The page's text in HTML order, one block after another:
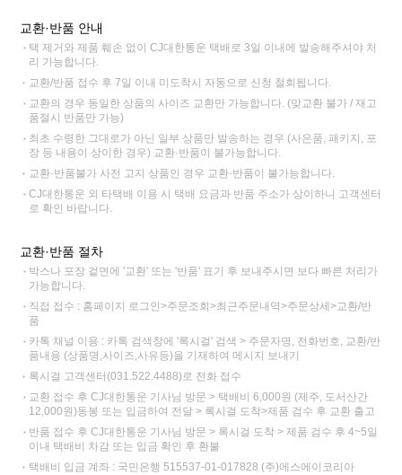
교환·반품 안내
택 제거와 제품 훼손 없이 CJ대한통운 택배로 3일 이내에 발송해주셔야 처
리 가능합니다.
교환/반품 접수 후 7일 이내 미도착시 자동으로 신청 철회됩니다.
교환의 경우 동일한 상품의 사이즈 교환만 가능합니다. (맞교환 불가 / 재고
품절시 반품만 가능)
최초 수령한 그대로가 아닌 일부 상품만 발송하는 경우 (사은품, 패키지, 포
장 등 내용이 상이한 경우) 교환·반품이 불가능합니다.
교환·반품불가 사전 고지 상품인 경우 교환·반품이 불가능합니다.
CJ대한통운 외 타택배 이용 시 택배 요금과 반품 주소가 상이하니 고객센터
로 확인 바랍니다.
교환·반품 절차
박스나 포장 겉면에 '교환' 또는 '반품' 표기 후 보내주시면 보다 빠른 처리가
가능합니다.
직접 접수 : 홈페이지 로그인>주문조회>최근주문내역>주문상세>교환/반
품
카톡 채널 이용 : 카톡 검색창에 '록시걸' 검색 > 주문자명, 전화번호, 교환/반
품내용 (상품명,사이즈,사유등)을 기재하여 메시지 보내기
록시걸 고객센터(031.522.4488)로 전화 접수
교환 접수 후 CJ대한통운 기사님 방문 > 택배비 6,000원 (제주, 도서산간
12,000원)동봉 또는 입금하여 전달 > 록시걸 도착>제품 검수 후 교환 출고
반품 접수 후 CJ대한통운 기사님 방문 > 록시걸 도착 > 제품 검수 후 4~5일
이내 택배비 차감 또는 입금 확인 후 환불
택배비 입금 계좌 : 국민은행 515537-01-017828 (주)에스에이코리아